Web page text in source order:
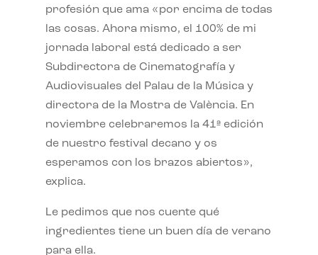
profesión que ama «por encima de todas
las cosas. Ahora mismo, el 100% de mi
jornada laboral está dedicado a ser
Subdirectora de Cinematografía y
Audiovisuales del Palau de la Música y
directora de la Mostra de València. En
noviembre celebraremos la 41ª edición
de nuestro festival decano y os
esperamos con los brazos abiertos»,
explica.
Le pedimos que nos cuente qué
ingredientes tiene un buen día de verano
para ella.